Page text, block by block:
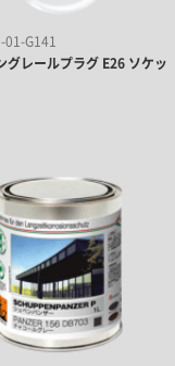
01-G141
グレールプラグ E26 ソケッ